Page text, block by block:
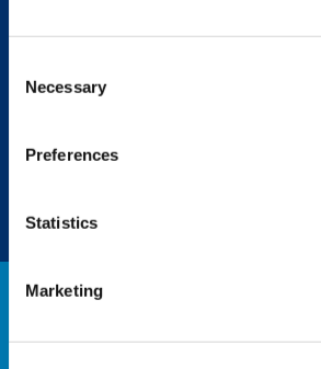
Selection
Necessary
Preferences
Statistics
Marketing
Kransteuerung bleibt während der
werden kann.